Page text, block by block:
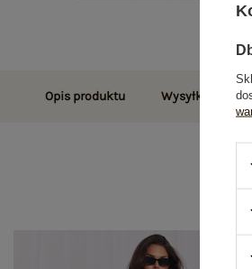
Opis produktu Wysyłka i